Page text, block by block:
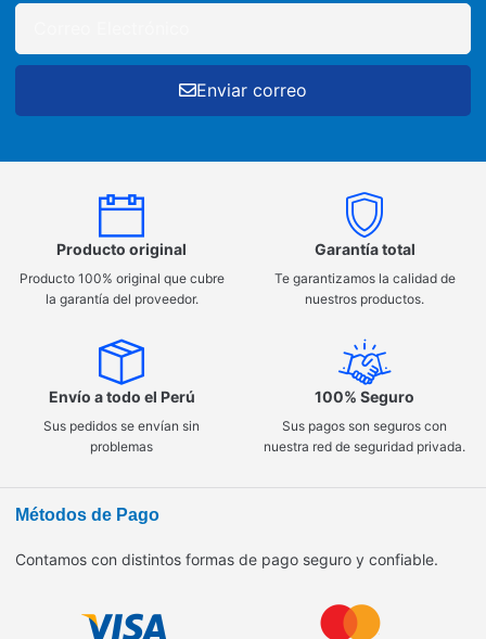
Enviar correo
Producto original
Producto 100% original que cubre
la garantía del proveedor.
Garantía total
Te garantizamos la calidad de
nuestros productos.
Envío a todo el Perú
Sus pedidos se envían sin
problemas
100% Seguro
Sus pagos son seguros con
nuestra red de seguridad privada.
Métodos de Pago
Contamos con distintos formas de pago seguro y confiable.